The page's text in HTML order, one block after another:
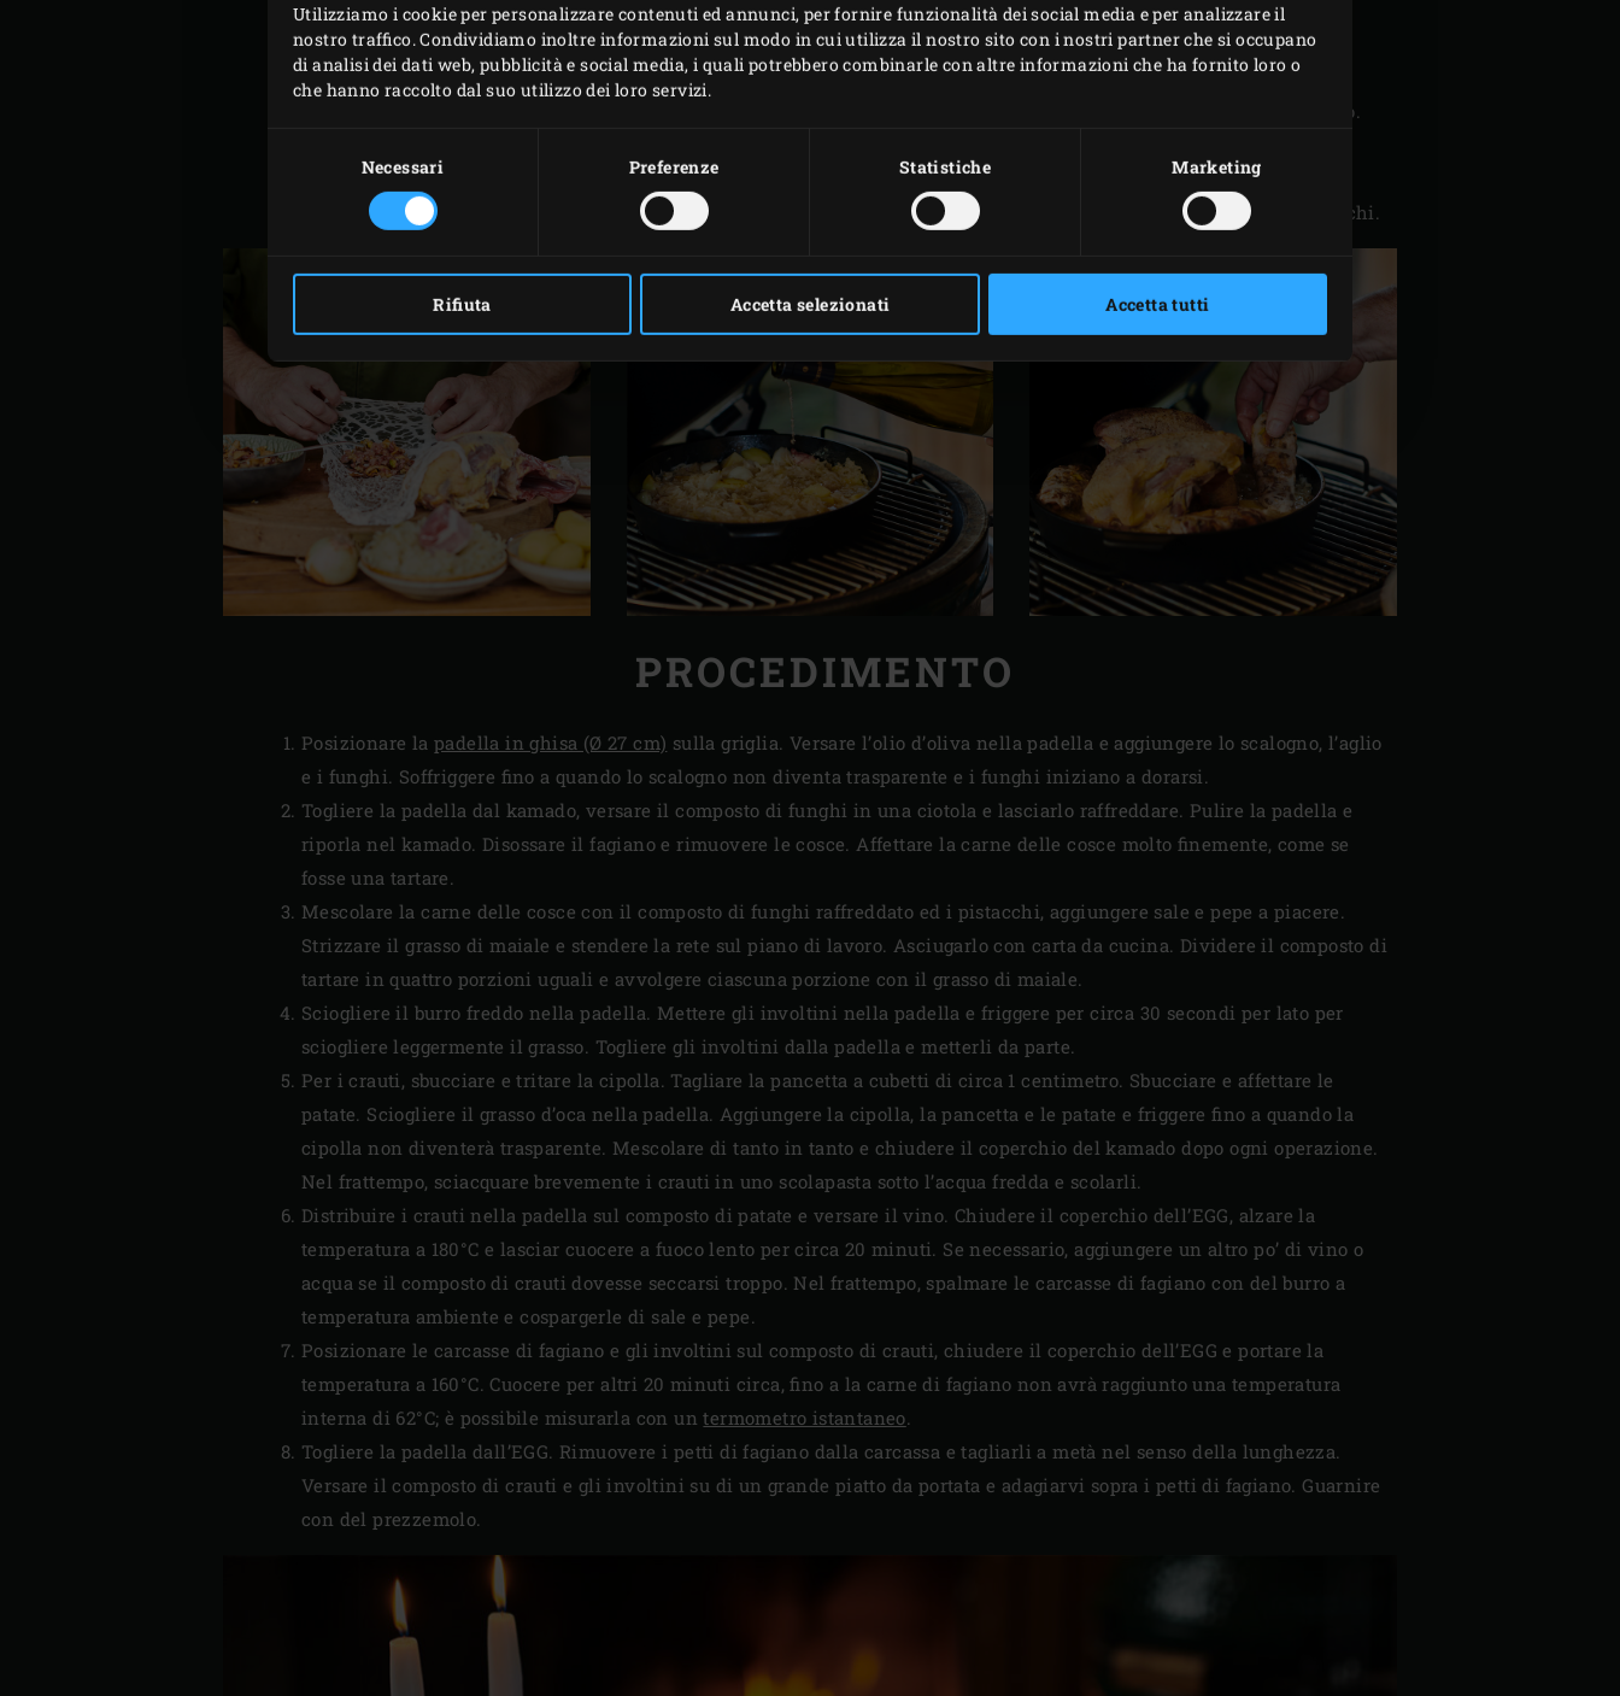
Utilizziamo i cookie per personalizzare contenuti ed annunci, per fornire funzionalità dei social media e per analizzare il
nostro traffico. Condividiamo inoltre informazioni sul modo in cui utilizza il nostro sito con i nostri partner che si occupano
di analisi dei dati web, pubblicità e social media, i quali potrebbero combinarle con altre informazioni che ha fornito loro o
che hanno raccolto dal suo utilizzo dei loro servizi.
Necessari Preferenze Statistiche Marketing
Rifiuta Accetta selezionati Accetta tutti
PREPARAZIONE
al suo interno.
aggiungere un po’ di sale. Sciacquare il grasso di maiale per circa 30 minuti fino a quando l’acqua non sarà limpida.
Sbucciare e tritare lo scalogno e mezzo spicchio d’aglio. Pulire e tritare finemente i funghi. Tritare finemente i pistacchi.
PROCEDIMENTO
Posizionare lapadella in ghisa (Ø 27 cm) sulla griglia. Versare l’olio d’oliva nella padella e aggiungere lo scalogno, l’aglio
e i funghi. Soffriggere fino a quando lo scalogno non diventa trasparente e i funghi iniziano a dorarsi.
Togliere la padella dal kamado, versare il composto di funghi in una ciotola e lasciarlo raffreddare. Pulire la padella e
riporla nel kamado. Disossare il fagiano e rimuovere le cosce. Affettare la carne delle cosce molto finemente, come se
fosse una tartare.
Mescolare la carne delle cosce con il composto di funghi raffreddato ed i pistacchi, aggiungere sale e pepe a piacere.
Strizzare il grasso di maiale e stendere la rete sul piano di lavoro. Asciugarlo con carta da cucina. Dividere il composto di
tartare in quattro porzioni uguali e avvolgere ciascuna porzione con il grasso di maiale.
Sciogliere il burro freddo nella padella. Mettere gli involtini nella padella e friggere per circa 30 secondi per lato per
sciogliere leggermente il grasso. Togliere gli involtini dalla padella e metterli da parte.
Per i crauti, sbucciare e tritare la cipolla. Tagliare la pancetta a cubetti di circa 1 centimetro. Sbucciare e affettare le
patate. Sciogliere il grasso d’oca nella padella. Aggiungere la cipolla, la pancetta e le patate e friggere fino a quando la
cipolla non diventerà trasparente. Mescolare di tanto in tanto e chiudere il coperchio del kamado dopo ogni operazione.
Nel frattempo, sciacquare brevemente i crauti in uno scolapasta sotto l’acqua fredda e scolarli.
Distribuire i crauti nella padella sul composto di patate e versare il vino. Chiudere il coperchio dell’EGG, alzare la
temperatura a 180°C e lasciar cuocere a fuoco lento per circa 20 minuti. Se necessario, aggiungere un altro po’ di vino o
acqua se il composto di crauti dovesse seccarsi troppo. Nel frattempo, spalmare le carcasse di fagiano con del burro a
temperatura ambiente e cospargerle di sale e pepe.
Posizionare le carcasse di fagiano e gli involtini sul composto di crauti, chiudere il coperchio dell’EGG e portare la
temperatura a 160°C. Cuocere per altri 20 minuti circa, fino a la carne di fagiano non avrà raggiunto una temperatura
interna di 62°C; è possibile misurarla con untermometro istantaneo.
Togliere la padella dall’EGG. Rimuovere i petti di fagiano dalla carcassa e tagliarli a metà nel senso della lunghezza.
Versare il composto di crauti e gli involtini su di un grande piatto da portata e adagiarvi sopra i petti di fagiano. Guarnire
con del prezzemolo.